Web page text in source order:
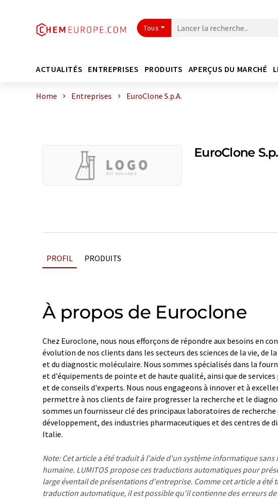
Tous
ACTUALITÉS ENTREPRISES PRODUITS APERÇUS DU MARCHÉ
Home Entreprises EuroClone S.p.A.
EuroClone
PROFIL PRODUITS
À propos de Euroclone
Chez Euroclone, nous nous efforçons de répondre aux besoins en
évolution de nos clients dans les secteurs des sciences de la vie, de
et du diagnostic moléculaire. Nous sommes spécialisés dans la
et d'équipements de pointe et de haute qualité, ainsi que de
et de conseils d'experts. Nous nous engageons à innover et à
permettre à nos clients de faire progresser la recherche et le
sommes un fournisseur clé des principaux laboratoires de recherche
développement, des industries pharmaceutiques et des centres de
Italie.
Note: Cet article a été traduit à l'aide d'un système informatique
humaine. LUMITOS propose ces traductions automatiques pour
large éventail de présentations d'entreprise. Comme cet article a été
traduction automatique, il est possible qu'il contienne des erreurs